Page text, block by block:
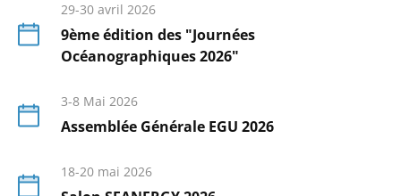
29-30 avril 2026
9ème édition des "Journées
Océanographiques 2026"
savoir
plus
3-8 Mai 2026
Assemblée Générale EGU 2026
savoir
plus
18-20 mai 2026